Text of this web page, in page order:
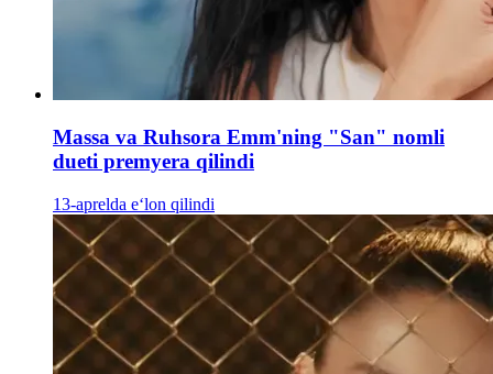
Massa va Ruhsora Emm'ning "San" nomli
dueti premyera qilindi
13-aprelda e‘lon qilindi